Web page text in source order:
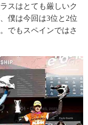
スはとても厳しいク
僕は今回は3位と2位
でもスペインではさ